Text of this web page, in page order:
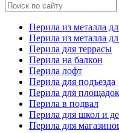
Перила из металла
Перила из металла
Перила для террасы
Перила на балкон
Перила лофт
Перила для подъезда
Перила для площадок
Перила в подвал
Перила для школ и
Перила для